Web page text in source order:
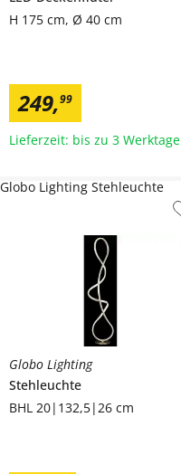
H 175 cm, Ø 40 cm
249,99
Lieferzeit: bis zu 3 Werktage
Globo Lighting
Stehleuchte
BHL 20|132,5|26 cm
Globo Lighting Stehleuchte